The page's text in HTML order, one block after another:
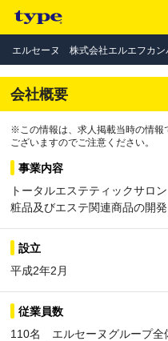
エルセーヌ 株式会社エルエフカン
会社概要
※この情報は、求人掲載当時の情報
ございますのでご注意ください。
事業内容
トータルエステティックサロ
粧品及びエステ関連商品の開
設立
平成2年2月
従業員数
110名 エルセーヌグループ全